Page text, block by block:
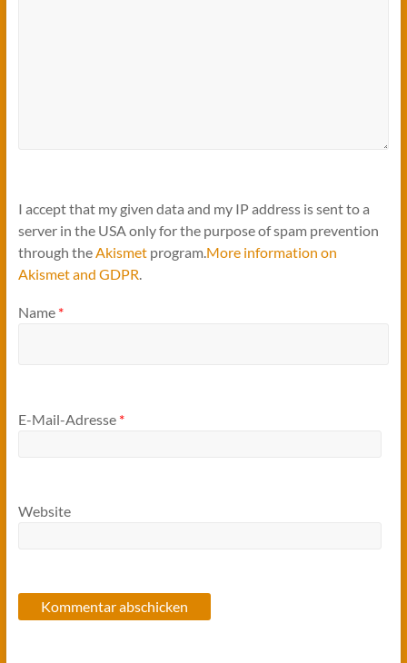
I accept that my given data and my IP address is sent to a
server in the USA only for the purpose of spam prevention
through theAkismetprogram.More information on
Akismet and GDPR.
Name *
E-Mail-Adresse *
Website